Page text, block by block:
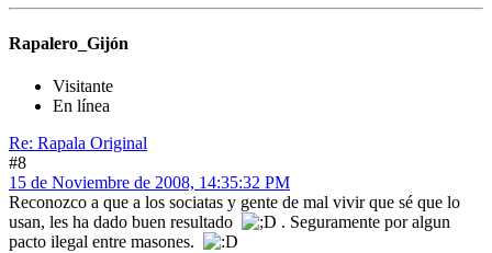
Rapalero_Gijón
Visitante
En línea
Re: Rapala Original
#8
15 de Noviembre de 2008, 14:35:32 PM
Reconozco a que a los sociatas y gente de mal vivir que sé que lo
usan, les ha dado buen resultado
. Seguramente por algun
pacto ilegal entre masones.